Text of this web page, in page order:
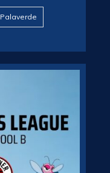
Palaverde